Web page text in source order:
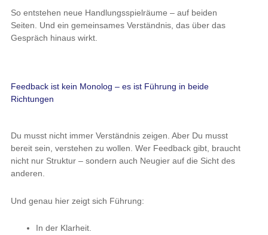
So entstehen neue Handlungsspielräume – auf beiden
Seiten. Und ein gemeinsames Verständnis, das über das
Gespräch hinaus wirkt.
Feedback ist kein Monolog – es ist Führung in beide
Richtungen
Du musst nicht immer Verständnis zeigen. Aber Du musst
bereit sein, verstehen zu wollen. Wer Feedback gibt, braucht
nicht nur Struktur – sondern auch Neugier auf die Sicht des
anderen.
Und genau hier zeigt sich Führung:
In der Klarheit.